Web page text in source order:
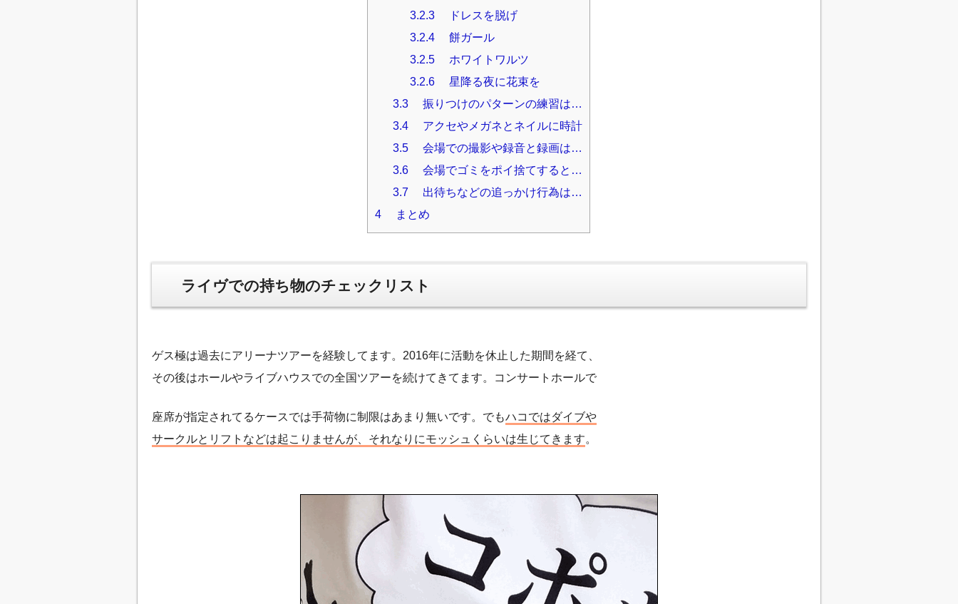
3.2.3ドレスを脱げ
3.2.4餅ガール
3.2.5ホワイトワルツ
3.2.6星降る夜に花束を
3.3振りつけのパターンの練習は…
3.4アクセやメガネとネイルに時計
3.5会場での撮影や録音と録画は…
3.6会場でゴミをポイ捨てすると…
3.7 出待ちなどの追っかけ行為は…
4 まとめ
ライヴでの持ち物のチェックリスト
ゲス極は過去にアリーナツアーを経験してます。2016年に活動を休止した期間を経て、
その後はホールやライブハウスでの全国ツアーを続けてきてます。コンサートホールで
座席が指定されてるケースでは手荷物に制限はあまり無いです。でもハコではダイブや
サークルとリフトなどは起こりませんが、それなりにモッシュくらいは生じてきます。